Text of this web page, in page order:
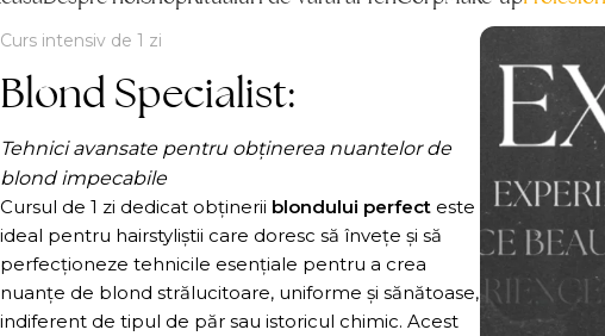
Curs intensiv de 1 zi
Blond Specialist:
Tehnici avansate pentru obținerea nuantelor de
blond impecabile
Cursul de 1 zi dedicat obținerii blondului perfect este
ideal pentru hairstyliștii care doresc să învețe și să
perfecționeze tehnicile esențiale pentru a crea
nuanțe de blond strălucitoare, uniforme și sănătoase,
indiferent de tipul de păr sau istoricul chimic. Acest